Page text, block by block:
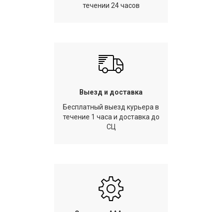
течении 24 часов
Выезд и доставка
Бесплатный выезд курьера в
течение 1 часа и доставка до
СЦ